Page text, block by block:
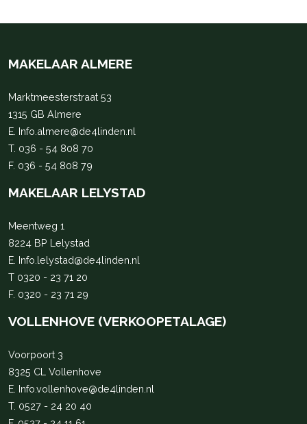
MAKELAAR ALMERE
Marktmeesterstraat 53
1315 GB Almere
E. Info.almere@de4linden.nl
T. 036 - 54 808 70
F. 036 - 54 808 79
MAKELAAR LELYSTAD
Meentweg 1
8224 BP Lelystad
E. Info.lelystad@de4linden.nl
T 0320 - 23 71 20
F. 0320 - 23 71 29
VOLLENHOVE (VERKOOPETALAGE)
Voorpoort 3
8325 CL Vollenhove
E. Info.vollenhove@de4linden.nl
T. 0527 - 24 20 40